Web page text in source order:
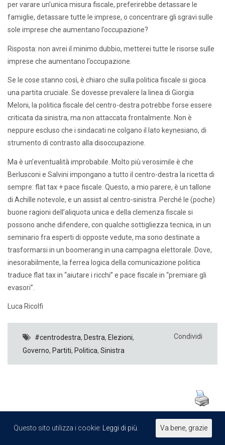
per varare un’unica misura fiscale, preferirebbe detassare le
famiglie, detassare tutte le imprese, o concentrare gli sgravi sulle
sole imprese che aumentano l’occupazione?
Risposta: non avrei il minimo dubbio, metterei tutte le risorse sulle
imprese che aumentano l’occupazione.
Se le cose stanno così, è chiaro che sulla politica fiscale si gioca
una partita cruciale. Se dovesse prevalere la linea di Giorgia
Meloni, la politica fiscale del centro-destra potrebbe forse essere
criticata da sinistra, ma non attaccata frontalmente. Non è
neppure escluso che i sindacati ne colgano il lato keynesiano, di
strumento di contrasto alla disoccupazione.
Ma è un’eventualità improbabile. Molto più verosimile è che
Berlusconi e Salvini impongano a tutto il centro-destra la ricetta di
sempre: flat tax + pace fiscale. Questo, a mio parere, è un tallone
di Achille notevole, e un assist al centro-sinistra. Perché le (poche)
buone ragioni dell’aliquota unica e della clemenza fiscale si
possono anche difendere, con qualche sottigliezza tecnica, in un
seminario fra esperti di opposte vedute, ma sono destinate a
trasformarsi in un boomerang in una campagna elettorale. Dove,
inesorabilmente, la ferrea logica della comunicazione politica
traduce flat tax in “aiutare i ricchi” e pace fiscale in “premiare gli
evasori”.
Luca Ricolfi
#centrodestra, Destra, Elezioni,
Governo, Partiti, Politica, Sinistra
Condividi
Questo sito utilizza i cookie: Leggi di più. Va bene, grazie